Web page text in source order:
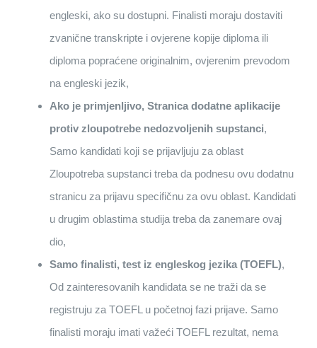
engleski, ako su dostupni. Finalisti moraju dostaviti
zvanične transkripte i ovjerene kopije diploma ili
diploma popraćene originalnim, ovjerenim prevodom
na engleski jezik,
Ako je primjenljivo, Stranica dodatne aplikacije
protiv zloupotrebe nedozvoljenih supstanci,
Samo kandidati koji se prijavljuju za oblast
Zloupotreba supstanci treba da podnesu ovu dodatnu
stranicu za prijavu specifičnu za ovu oblast. Kandidati
u drugim oblastima studija treba da zanemare ovaj
dio,
Samo finalisti, test iz engleskog jezika (TOEFL),
Od zainteresovanih kandidata se ne traži da se
registruju za TOEFL u početnoj fazi prijave. Samo
finalisti moraju imati važeći TOEFL rezultat, nema